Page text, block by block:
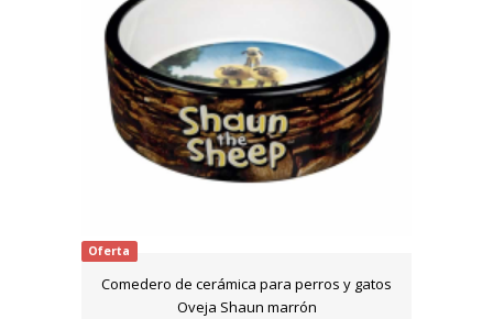
Oferta
Comedero de cerámica para perros y gatos
Oveja Shaun marrón